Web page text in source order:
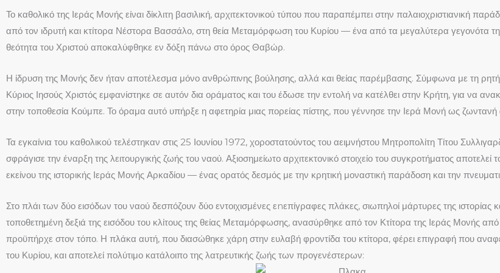
Το καθολικό της Ιεράς Μονής είναι δίκλιτη βασιλική, αρχιτεκτονικού τύπου που παραπέμπει στην παλαιοχριστιανική
από τον ιδρυτή και κτίτορα Νέστορα Βασσάλο, στη θεία Μεταμόρφωση του Κυρίου — ένα από τα μεγαλύτερα γεγονότα της
θεότητα του Χριστού αποκαλύφθηκε εν δόξη πάνω στο όρος Θαβώρ.
Η ίδρυση της Μονής δεν ήταν αποτέλεσμα μόνο ανθρώπινης βούλησης, αλλά και θείας παρέμβασης. Σύμφωνα με τη ρητή
Κύριος Ιησούς Χριστός εμφανίστηκε σε αυτόν δια οράματος και του έδωσε την εντολή να κατέλθει στην Κρήτη, για να
στην τοποθεσία Κούμπε. Το όραμα αυτό υπήρξε η αφετηρία μιας πορείας πίστης, που γέννησε την Ιερά Μονή ως
Τα εγκαίνια του καθολικού τελέστηκαν στις 25 Ιουνίου 1972, χοροστατούντος του αειμνήστου Μητροπολίτη Τίτου
σφράγισε την έναρξη της λειτουργικής ζωής του ναού. Αξιοσημείωτο αρχιτεκτονικό στοιχείο του συγκροτήματος αποτελεί
εκείνου της ιστορικής Ιεράς Μονής Αρκαδίου — ένας ορατός δεσμός με την κρητική μοναστική παράδοση και την
Στο πλάι των δύο εισόδων του ναού δεσπόζουν δύο εντοιχισμένες εnεπίγραφες πλάκες, σιωπηλοί μάρτυρες της ιστορίας
τοποθετημένη δεξιά της εισόδου του κλίτους της θείας Μεταμόρφωσης, ανασύρθηκε από τον Κτίτορα της Ιεράς Μονής
προϋπήρχε στον τόπο. Η πλάκα αυτή, που διασώθηκε χάρη στην ευλαβή φροντίδα του κτίτορα, φέρει επιγραφή που
του Κυρίου, και αποτελεί πολύτιμο κατάλοιπο της λατρευτικής ζωής των προγενέστερων: